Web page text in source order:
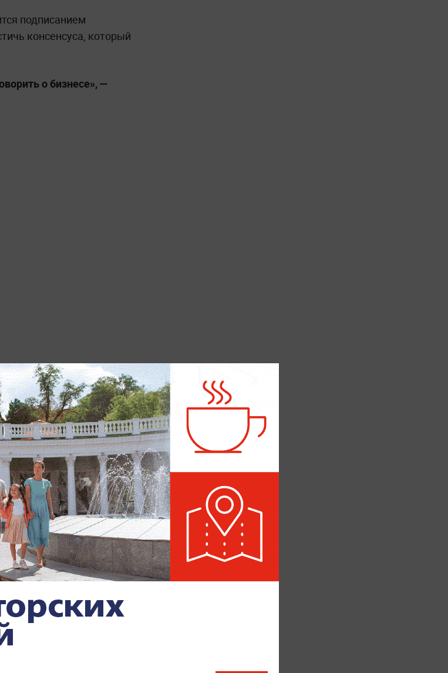
подписанием
консенсуса, который
о бизнесе», —
ключевых вопросов:
продвижение
в США,
критически
и нелегальной
экспорта и
чиновников